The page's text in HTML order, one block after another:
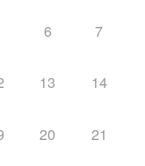
6 7
13 14
20 21